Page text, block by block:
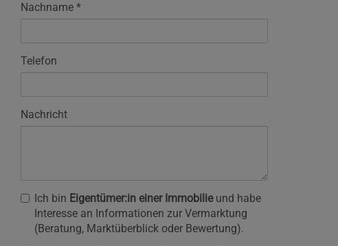
Nachname
Telefon
Nachricht
Ich bin Eigentümer:in einer Immobilieund habe
Interesse an Informationen zur Vermarktung
(Beratung, Marktüberblick oder Bewertung).